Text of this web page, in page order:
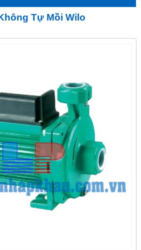
Tự Mồi Wilo